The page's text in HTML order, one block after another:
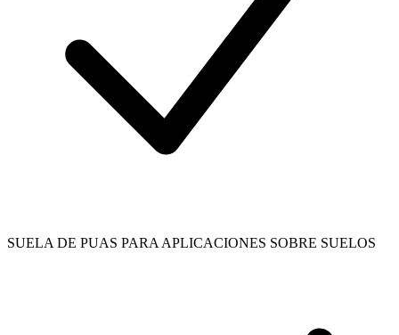
SUELA DE PUAS PARA APLICACIONES SOBRE SUELOS